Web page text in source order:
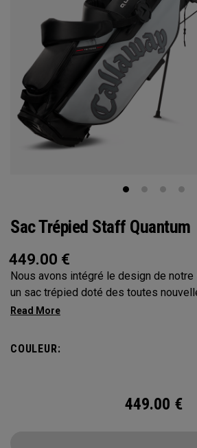
Sac Trépied Staff Quantum
449.00 €
Nous avons intégré le design de notre
un sac trépied doté des toutes
ajustables Anamatic™, de 4
hanche allongé. Le nec plus ultra
COULEUR:
449.00 €